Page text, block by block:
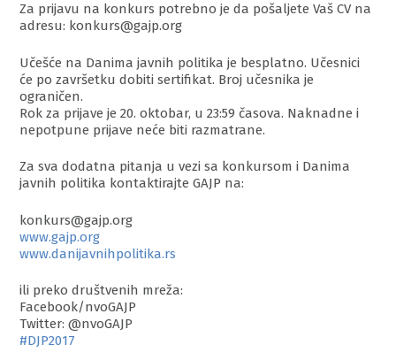
Za prijavu na konkurs potrebno je da pošaljete Vaš CV na
adresu: konkurs@gajp.org
Učešće na Danima javnih politika je besplatno. Učesnici
će po završetku dobiti sertifikat. Broj učesnika je
ograničen.
Rok za prijave je 20. oktobar, u 23:59 časova. Naknadne i
nepotpune prijave neće biti razmatrane.
Za sva dodatna pitanja u vezi sa konkursom i Danima
javnih politika kontaktirajte GAJP na:
konkurs@gajp.org
www.gajp.org
www.danijavnihpolitika.rs
ili preko društvenih mreža:
Facebook/nvoGAJP
Twitter: @nvoGAJP
#DJP2017